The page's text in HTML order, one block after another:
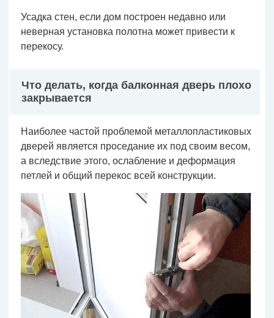
Усадка стен, если дом построен недавно или
неверная установка полотна может привести к
перекосу.
Что делать, когда балконная дверь плохо
закрывается
Наиболее частой проблемой металлопластиковых
дверей является проседание их под своим весом,
а вследствие этого, ослабление и деформация
петлей и общий перекос всей конструкции.